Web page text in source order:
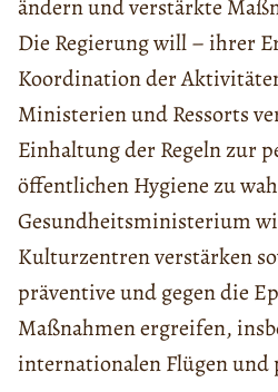
ändern und verstärkte
Die Regierung will – ihrer
Koordination der
Ministerien und Ressorts
Einhaltung der Regeln zur
öffentlichen Hygiene zu
Gesundheitsministerium
Kulturzentren verstärken
präventive und gegen die
Maßnahmen ergreifen,
internationalen Flügen und